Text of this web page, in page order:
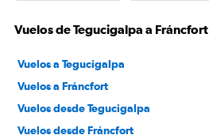
Vuelos de Tegucigalpa a Fráncfort
Vuelos a Tegucigalpa
Vuelos a Fráncfort
Vuelos desde Tegucigalpa
Vuelos desde Fráncfort